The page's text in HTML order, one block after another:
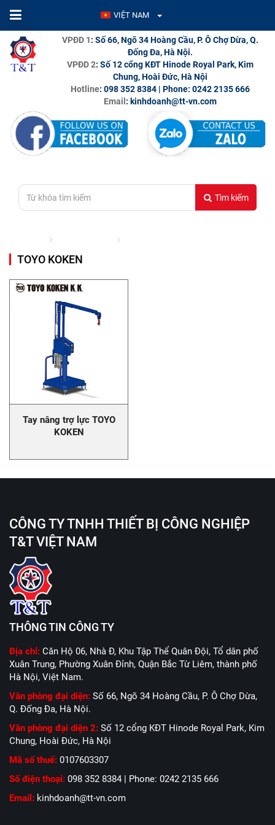
VIỆT NAM
VPĐD 1: Số 66, Ngõ 34 Hoàng Cầu, P. Ô Chợ Dừa, Q.
Đống Đa, Hà Nội.
VPĐD 2: Số 12 cổng KĐT Hinode Royal Park, Kim
Chung, Hoài Đức, Hà Nội
Hotline: 098 352 8384 | Phone: 0242 2135 666
Email : kinhdoanh@tt-vn.com
Tìm kiếm
TOYO KOKEN
Tay nâng trợ lực TOYO
KOKEN
CÔNG TY TNHH THIẾT BỊ CÔNG NGHIỆP
T&T VIỆT NAM
THÔNG TIN CÔNG TY
Địa chỉ: Căn Hộ 06, Nhà Đ, Khu Tập Thể Quân Đội, Tổ dân phố
Xuân Trung, Phường Xuân Đỉnh, Quận Bắc Từ Liêm, thành phố
Hà Nội, Việt Nam.
Văn phòng đại diện: Số 66, Ngõ 34 Hoàng Cầu, P. Ô Chợ Dừa,
Q. Đống Đa, Hà Nội.
Văn phòng đại diện 2: Số 12 cổng KĐT Hinode Royal Park, Kim
Chung, Hoài Đức, Hà Nội
Mã số thuế: 0107603307
Số điện thoại: 098 352 8384 | Phone: 0242 2135 666
Email: kinhdoanh@tt-vn.com